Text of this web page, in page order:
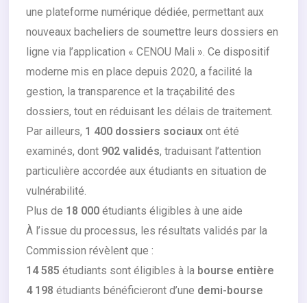
une plateforme numérique dédiée, permettant aux
nouveaux bacheliers de soumettre leurs dossiers en
ligne via l’application « CENOU Mali ». Ce dispositif
moderne mis en place depuis 2020, a facilité la
gestion, la transparence et la traçabilité des
dossiers, tout en réduisant les délais de traitement.
Par ailleurs, 1 400 dossiers sociaux ont été
examinés, dont 902 validés, traduisant l’attention
particulière accordée aux étudiants en situation de
vulnérabilité.
Plus de 18 000 étudiants éligibles à une aide
À l’issue du processus, les résultats validés par la
Commission révèlent que :
14 585 étudiants sont éligibles à la bourse entière
4 198 étudiants bénéficieront d’une demi-bourse